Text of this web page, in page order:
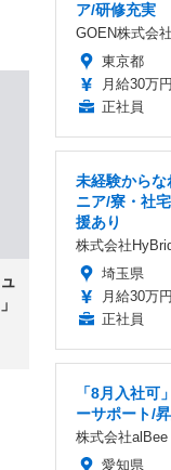
ア/研修充実
GOEN株式会社
東京都
月給30万
正社員
未経験から
ニア/寮・社
援あり
株式会社
埼玉県
月給30万
正社員
「8月入社可
ーサポート/
株式会社alBee
愛知県